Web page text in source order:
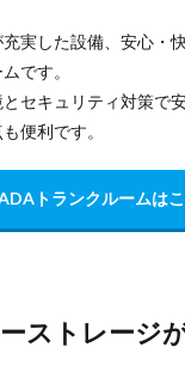
実した設備、安心・
です。
セキュリティ対策で
便利です。
トランクルームは
ストレージ